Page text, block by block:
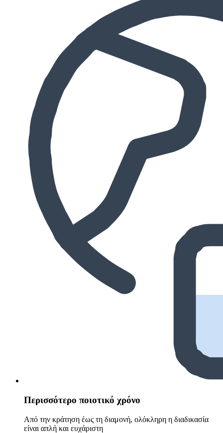
Περισσότερο ποιοτικό χρόνο
Από την κράτηση έως τη διαμονή, ολόκληρη η διαδικασία
είναι απλή και ευχάριστη